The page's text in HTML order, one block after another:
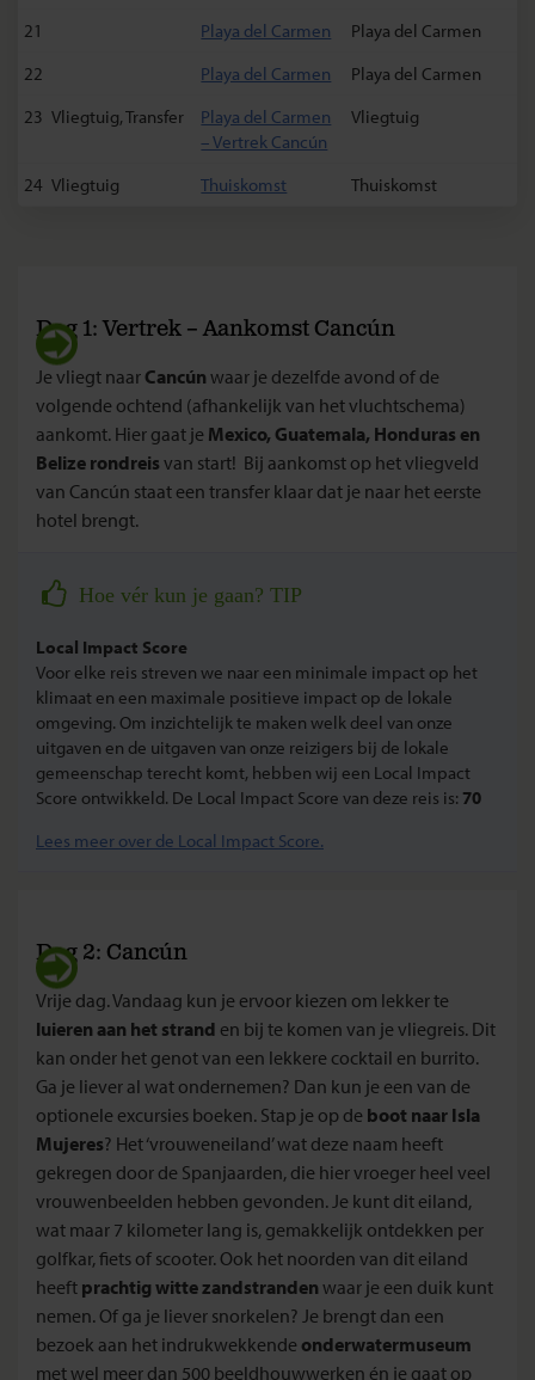
21 Playa del Carmen
Playa del Carmen
22
Playa del Carmen
Playa del Carmen
23 Vliegtuig, Transfer
Playa del Carmen
– Vertrek Cancún
Vliegtuig
24 Vliegtuig Thuiskomst Thuiskomst
Dag 1: Vertrek – Aankomst Cancún
Je vliegt naar Cancún waar je dezelfde avond of de
volgende ochtend (afhankelijk van het vluchtschema)
aankomt. Hier gaat je Mexico, Guatemala, Honduras en
Belize rondreis van start! Bij aankomst op het vliegveld
van Cancún staat een transfer klaar dat je naar het eerste
hotel brengt.
Hoe vér kun je gaan? TIP
Local Impact Score
Voor elke reis streven we naar een minimale impact op het
klimaat en een maximale positieve impact op de lokale
omgeving. Om inzichtelijk te maken welk deel van onze
uitgaven en de uitgaven van onze reizigers bij de lokale
gemeenschap terecht komt, hebben wij een Local Impact
Score ontwikkeld. De Local Impact Score van deze reis is: 70
Lees meer over de Local Impact Score.
Dag 2: Cancún
Vrije dag. Vandaag kun je ervoor kiezen om lekker te
luieren aan het strand en bij te komen van je vliegreis. Dit
kan onder het genot van een lekkere cocktail en burrito.
Ga je liever al wat ondernemen? Dan kun je een van de
optionele excursies boeken. Stap je op de boot naar Isla
Mujeres? Het ‘vrouweneiland’ wat deze naam heeft
gekregen door de Spanjaarden, die hier vroeger heel veel
vrouwenbeelden hebben gevonden. Je kunt dit eiland,
wat maar 7 kilometer lang is, gemakkelijk ontdekken per
golfkar, fiets of scooter. Ook het noorden van dit eiland
heeft prachtig witte zandstranden waar je een duik kunt
nemen. Of ga je liever snorkelen? Je brengt dan een
bezoek aan het indrukwekkende onderwatermuseum
met wel meer dan 500 beeldhouwwerken én je gaat op